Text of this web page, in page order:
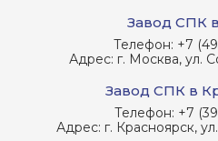
Завод СПК
Телефон: +7
Адрес: г. Москва, ул.
Завод СПК в
Телефон: +7
Адрес: г. Красноярск,